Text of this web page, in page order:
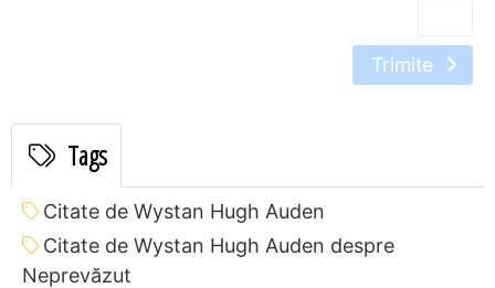
Trimite
Tags
Citate de Wystan Hugh Auden
Citate de Wystan Hugh Auden despre
Neprevăzut